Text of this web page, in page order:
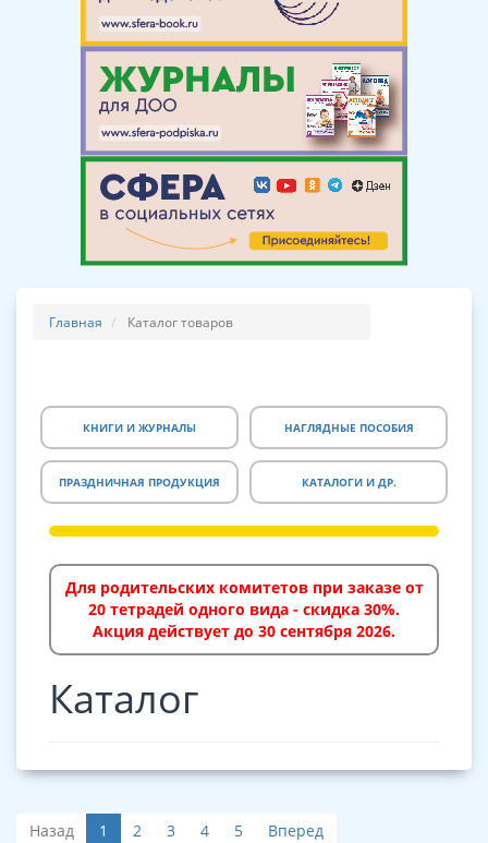
Главная Каталог товаров
КНИГИ И ЖУРНАЛЫ НАГЛЯДНЫЕ ПОСОБИЯ
ПРАЗДНИЧНАЯ ПРОДУКЦИЯ КАТАЛОГИ И ДР.
Для родительских комитетов при заказе от
20 тетрадей одного вида - скидка 30%.
Акция действует до 30 сентября 2026.
Каталог
Назад 1 2 3 4 5 Вперед